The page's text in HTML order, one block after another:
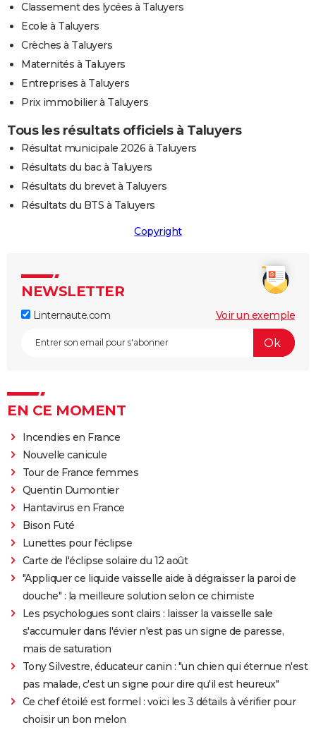
Classement des lycées à Taluyers
Ecole à Taluyers
Crèches à Taluyers
Maternités à Taluyers
Entreprises à Taluyers
Prix immobilier à Taluyers
Tous les résultats officiels à Taluyers
Résultat municipale 2026 à Taluyers
Résultats du bac à Taluyers
Résultats du brevet à Taluyers
Résultats du BTS à Taluyers
Copyright
NEWSLETTER
Linternaute.com Voir un exemple
EN CE MOMENT
Incendies en France
Nouvelle canicule
Tour de France femmes
Quentin Dumontier
Hantavirus en France
Bison Futé
Lunettes pour l'éclipse
Carte de l'éclipse solaire du 12 août
"Appliquer ce liquide vaisselle aide à dégraisser la paroi de
douche" : la meilleure solution selon ce chimiste
Les psychologues sont clairs : laisser la vaisselle sale
s'accumuler dans l'évier n'est pas un signe de paresse,
mais de saturation
Tony Silvestre, éducateur canin : "un chien qui éternue n'est
pas malade, c'est un signe pour dire qu'il est heureux"
Ce chef étoilé est formel : voici les 3 détails à vérifier pour
choisir un bon melon